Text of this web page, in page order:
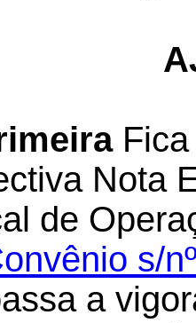
Fica
Nota
de
s/
a